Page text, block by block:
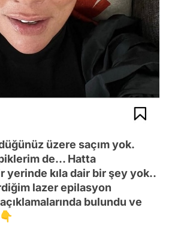
üzere saçım yok.
de… Hatta
yerinde kıla dair bir şey yok..
lazer epilasyon
bulundu ve